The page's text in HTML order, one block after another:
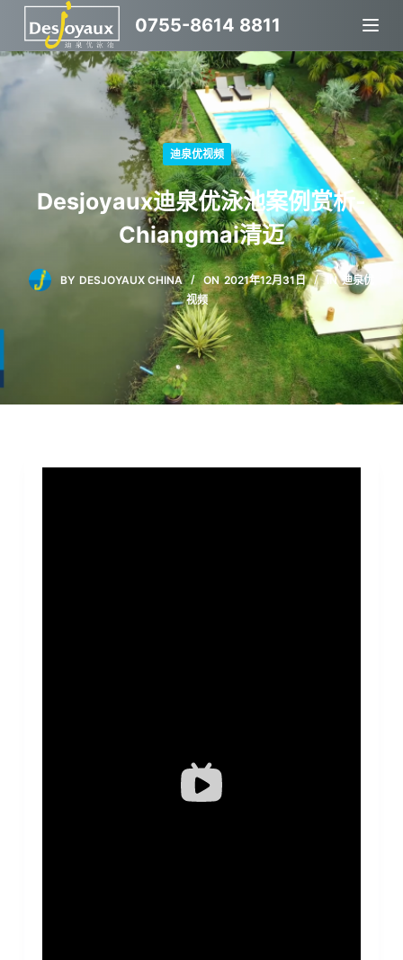
跳
过
0755-8614 8811
迪泉优视频
Desjoyaux迪泉优泳池案例赏析-
Chiangmai清迈
BY DESJOYAUX CHINA ON 2021年12月31日 IN 迪泉优
视频